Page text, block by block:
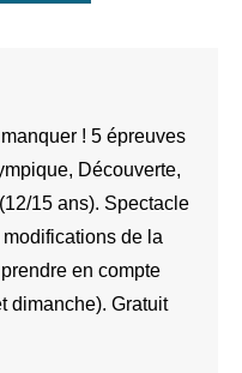
! 5 épreuves
Découverte,
15 ans). Spectacle
de la
en compte
dimanche). Gratuit